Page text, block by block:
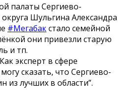
палаты Сергиево-
Шульгина Александра
#Мегабакстало семейной
они привезли старую
и тп.
эксперт в сфере
сказать, что Сергиево-
из лучших в области”.